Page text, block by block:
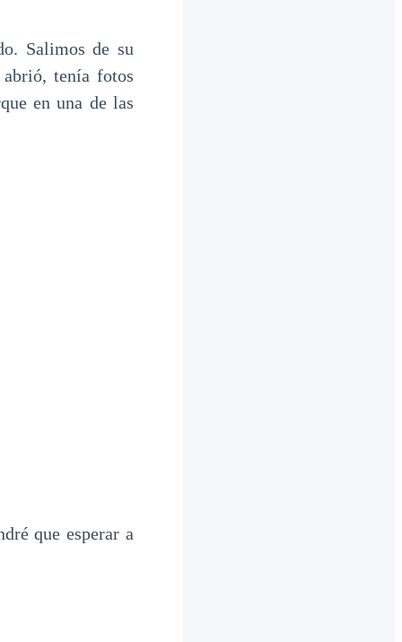
Salimos de su
tenía fotos
en una de las
que esperar a